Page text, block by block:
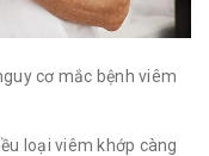
cơ mắc bệnh viêm
loại viêm khớp càng